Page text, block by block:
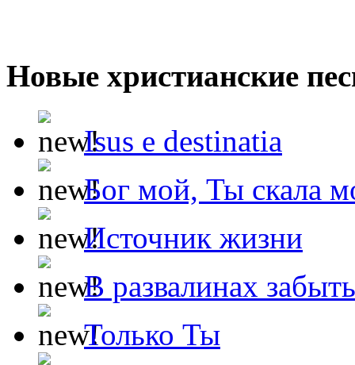
Новые христианские
Isus e destinatia
Бог мой, Ты скала
Источник жизни
В развалинах
Только Ты